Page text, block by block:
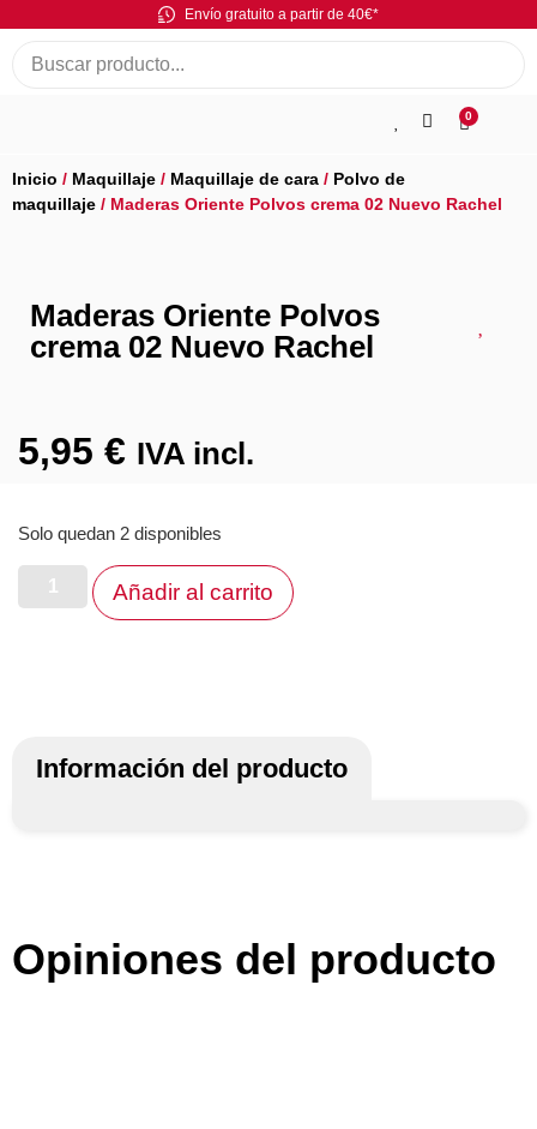
Envío gratuito a partir de 40€*
0
Inicio / Maquillaje / Maquillaje de cara / Polvo de
maquillaje / Maderas Oriente Polvos crema 02 Nuevo Rachel
Maderas Oriente Polvos
crema 02 Nuevo Rachel
5,95 € IVA incl.
Solo quedan 2 disponibles
Añadir al carrito
Información del producto
Opiniones del producto